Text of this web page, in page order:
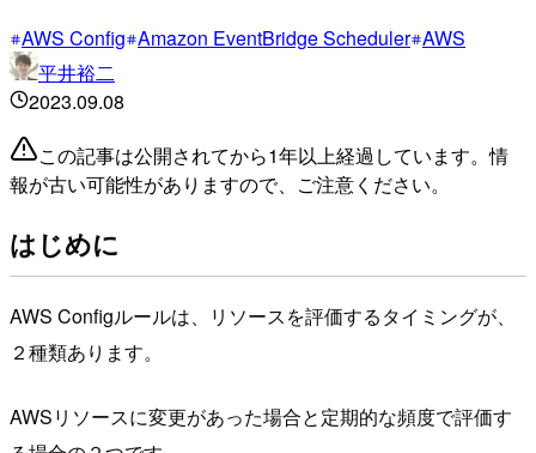
AWS Config Amazon EventBridge Scheduler AWS
平井裕二
2023.09.08
この記事は公開されてから1年以上経過しています。情
報が古い可能性がありますので、ご注意ください。
はじめに
AWS Configルールは、リソースを評価するタイミングが、
２種類あります。
AWSリソースに変更があった場合と定期的な頻度で評価す